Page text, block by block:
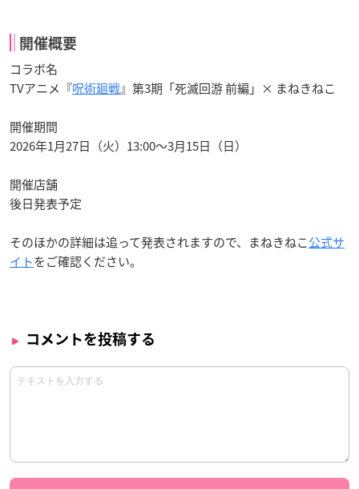
開催概要
コラボ名
TVアニメ『呪術廻戦』第3期「死滅回游 前編」× まねきねこ
開催期間
2026年1月27日（火）13:00～3月15日（日）
開催店舗
後日発表予定
そのほかの詳細は追って発表されますので、まねきねこ公式サ
イトをご確認ください。
コメントを投稿する